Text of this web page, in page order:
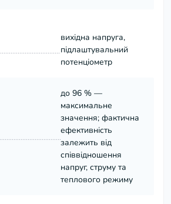
вихідна напруга,
підлаштувальний
потенціометр
до 96 % —
максимальне
значення; фактична
ефективність
залежить від
співвідношення
напруг, струму та
теплового режиму